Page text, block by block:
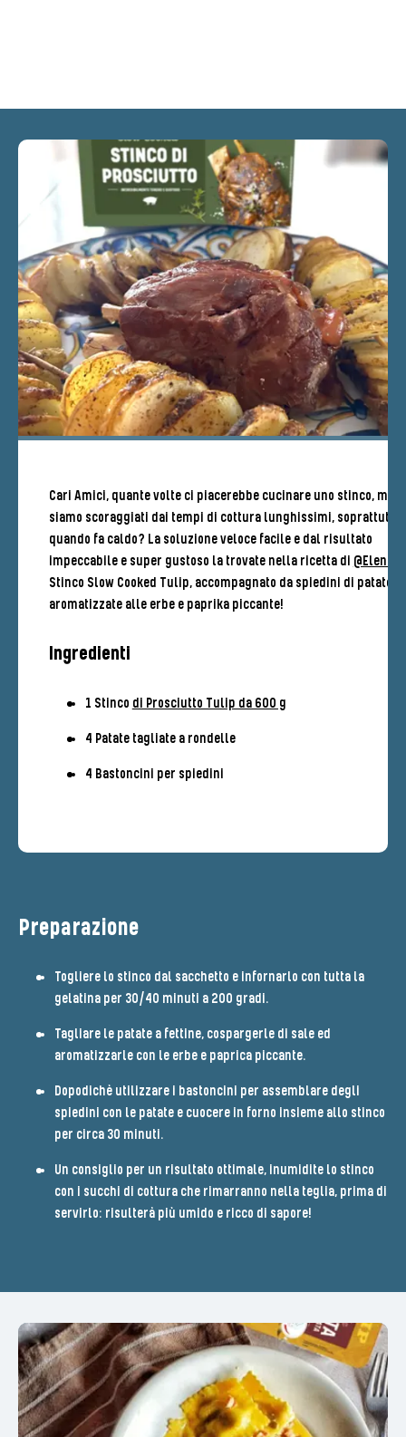
Cari Amici, quante volte ci piacerebbe cucinare uno stinco, ma
siamo scoraggiati dai tempi di cottura lunghissimi, soprattutto
quando fa caldo? La soluzione veloce facile e dal risultato
impeccabile e super gustoso la trovate nella ricetta di @Elena
Stinco Slow Cooked Tulip, accompagnato da spiedini di patate
aromatizzate alle erbe e paprika piccante!
Ingredienti
1 Stinco di Prosciutto Tulip da 600 g
4 Patate tagliate a rondelle
4 Bastoncini per spiedini
Preparazione
Togliere lo stinco dal sacchetto e infornarlo con tutta la
gelatina per 30/40 minuti a 200 gradi.
Tagliare le patate a fettine, cospargerle di sale ed
aromatizzarle con le erbe e paprica piccante.
Dopodichè utilizzare i bastoncini per assemblare degli
spiedini con le patate e cuocere in forno insieme allo stinco
per circa 30 minuti.
Un consiglio per un risultato ottimale, inumidite lo stinco
con i succhi di cottura che rimarranno nella teglia, prima di
servirlo: risulterà più umido e ricco di sapore!